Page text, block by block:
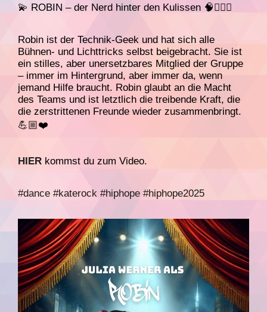
💫 ROBIN – der Nerd hinter den Kulissen 🧠🤸🏻‍♀️
Robin ist der Technik-Geek und hat sich alle
Bühnen- und Lichttricks selbst beigebracht. Sie ist
ein stilles, aber unersetzbares Mitglied der Gruppe
– immer im Hintergrund, aber immer da, wenn
jemand Hilfe braucht. Robin glaubt an die Macht
des Teams und ist letztlich die treibende Kraft, die
die zerstrittenen Freunde wieder zusammenbringt.
💪🏼❤️
HIER kommst du zum Video.
#dance #katerock #hiphope #hiphope2025